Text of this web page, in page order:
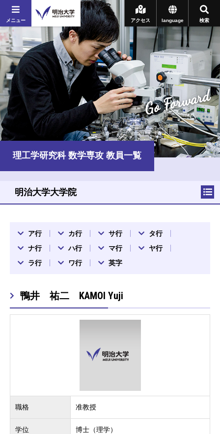
メニュー 検索
language
アクセス
Go Forward
理工学研究科 数学専攻 教員一覧
ア行 カ行 サ行
タ行
ナ行
ハ行 マ行
ヤ行
ラ行
ワ行 英字
鴨井 祐二 KAMOI Yuji
職格 准教授
学位 博士（理学）
明治大学大学院